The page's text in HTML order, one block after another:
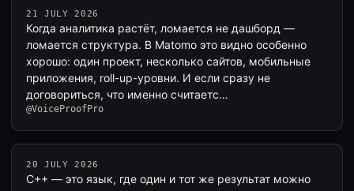
21 JULY 2026
Когда аналитика растёт, ломается не дашборд —
ломается структура. В Matomo это видно особенно
хорошо: один проект, несколько сайтов, мобильные
приложения, roll-up-уровни. И если сразу не
договориться, что именно считаетс…
@VoiceProofPro
20 JULY 2026
C++ — это язык, где один и тот же результат можно